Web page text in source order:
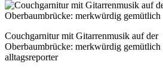
Couchgarnitur mit Gitarrenmusik auf der
Oberbaumbrücke: merkwürdig gemütlich
alltagsreporter